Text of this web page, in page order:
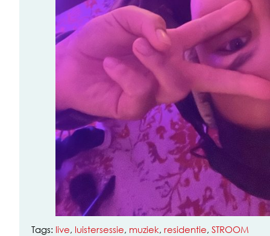
Tags: live, luistersessie, muziek, residentie, STROOM